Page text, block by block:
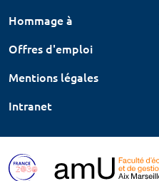
Hommage à
Offres d'emploi
Mentions légales
Intranet